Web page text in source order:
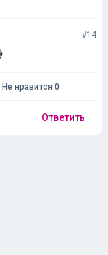
#14
Не нравится 0
Ответить